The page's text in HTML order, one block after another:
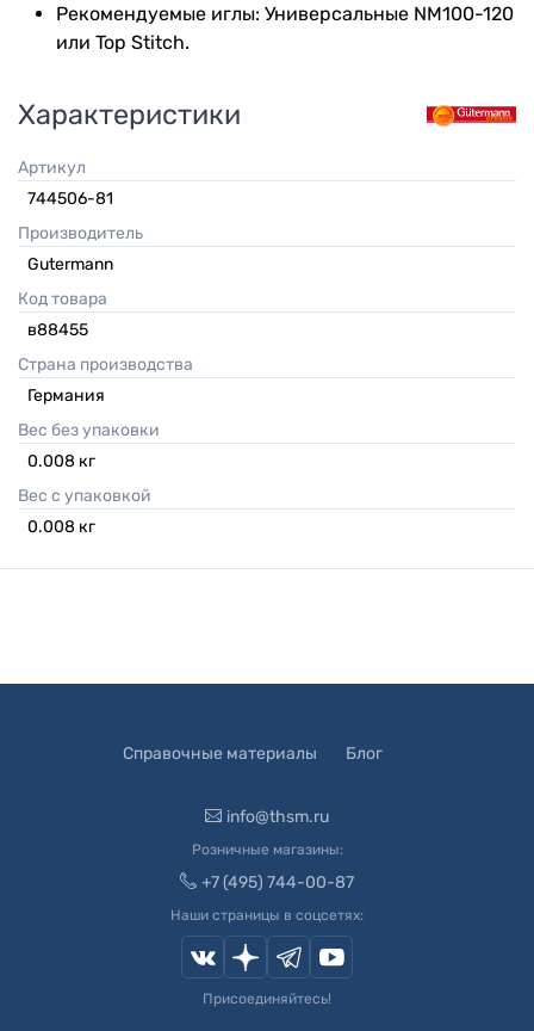
Рекомендуемые иглы: Универсальные NM100-120
или Top Stitch.
Характеристики
Артикул
744506-81
Производитель
Gutermann
Код товара
в88455
Страна производства
Германия
Вес без упаковки
0.008 кг
Вес с упаковкой
0.008 кг
Справочные материалы Блог
info@thsm.ru
Розничные магазины:
+7 (495) 744-00-87
Наши страницы в соцсетях:
Присоединяйтесь!